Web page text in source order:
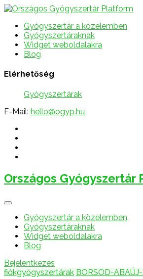
Gyógyszertár a közelemben
Gyógyszertáraknak
Widget weboldalakra
Blog
Elérhetőség
Gyógyszertárak
E-Mail: hello@ogyp.hu
Országos Gyógyszertár
Gyógyszertár a közelemben
Gyógyszertáraknak
Widget weboldalakra
Blog
Bejelentkezés
fiókgyógyszertárak BORSOD-